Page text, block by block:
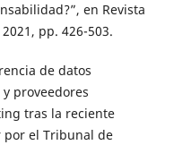
en Revista
pp. 426-503.
de datos
proveedores
tras la reciente
por el Tribunal de